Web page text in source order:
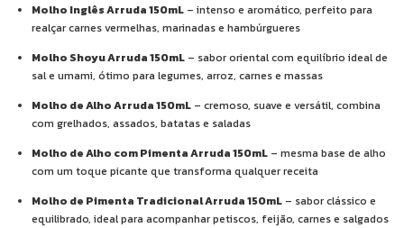
Molho Inglês Arruda 150mL – intenso e aromático, perfeito para
realçar carnes vermelhas, marinadas e hambúrgueres
Molho Shoyu Arruda 150mL – sabor oriental com equilíbrio ideal de
sal e umami, ótimo para legumes, arroz, carnes e massas
Molho de Alho Arruda 150mL – cremoso, suave e versátil, combina
com grelhados, assados, batatas e saladas
Molho de Alho com Pimenta Arruda 150mL – mesma base de alho
com um toque picante que transforma qualquer receita
Molho de Pimenta Tradicional Arruda 150mL – sabor clássico e
equilibrado, ideal para acompanhar petiscos, feijão, carnes e salgados